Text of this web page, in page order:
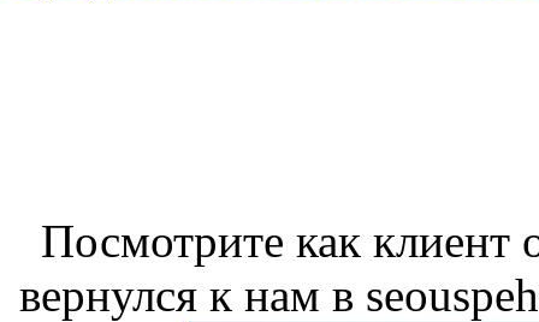
Посмотрите как клиент
вернулся к нам в